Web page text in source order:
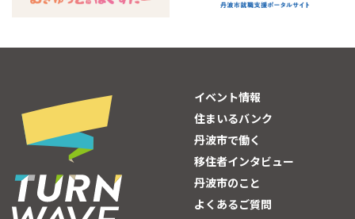
イベント情報
住まいるバンク
丹波市で働く
移住者インタビュー
丹波市のこと
よくあるご質問